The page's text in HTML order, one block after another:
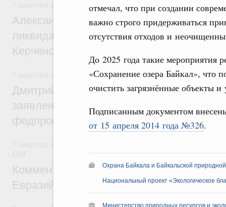
отмечал, что при создании
важно строго придерживаться
отсутствия отходов и
До 2025 года такие мероприятия
«Сохранение озера Байкал», что
очистить загрязнённые объекты и
Подписанным документом
от 15 апреля 2014 года №326.
Охрана Байкала и Байкальской
Национальный проект «Экологическое
Министерство природных ресурсов и
Александр Козлов провёл заседание
ликвидации последствий чрезвычайной
Керченском проливе
Среднее профессиональное образование
Дмитрий Чернышенко: Установлен
заявлений от абитуриентов колледжей и
федпроекта «Профессионалитет»
СНГ
Комментарий Алексея Оверчука по
Евразийского межправительственного